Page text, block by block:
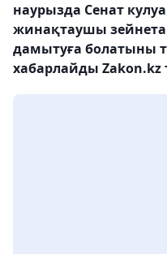
наурызда Сенат
жинақтаушы
дамытуға болатыны
хабарлайды Zakon.kz